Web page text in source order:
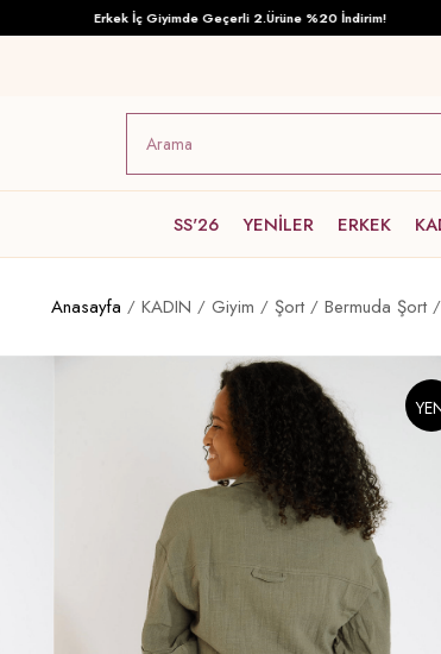
Erkek İç Giyimde Geçerli 2.Ürüne %20 İndirim!
SS'26 YENİLER ERKEK
Anasayfa KADIN Giyim Şort Bermuda Şort